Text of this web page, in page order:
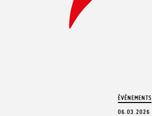
ÉVÈNEMENTS
06.03.2026